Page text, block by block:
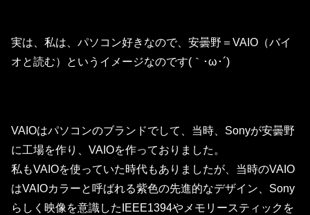
実は、私は、パソコン好きなので、安曇野＝VAIO（バイ
オと読む）というイメージなのです(｀･ω･´)ゞ
VAIOはパソコンのブランドでして、当時、Sonyが安曇野
に工場を作り、VAIOを作っておりました。
私もVAIOを使っていた時代もありましたが、当時のVAIO
はVAIOカラーと呼ばれる紫色の先進的なデザイン、Sony
らしく映像を意識したIEEE1394やメモリースティックを